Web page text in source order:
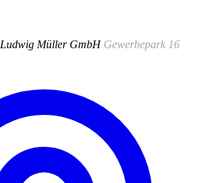
Ludwig Müller GmbH Gewerbepark 16